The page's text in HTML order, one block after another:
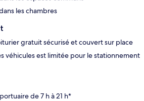
les chambres
gratuit sécurisé et couvert sur place
véhicules est limitée pour le stationnement
de 7 h à 21 h*